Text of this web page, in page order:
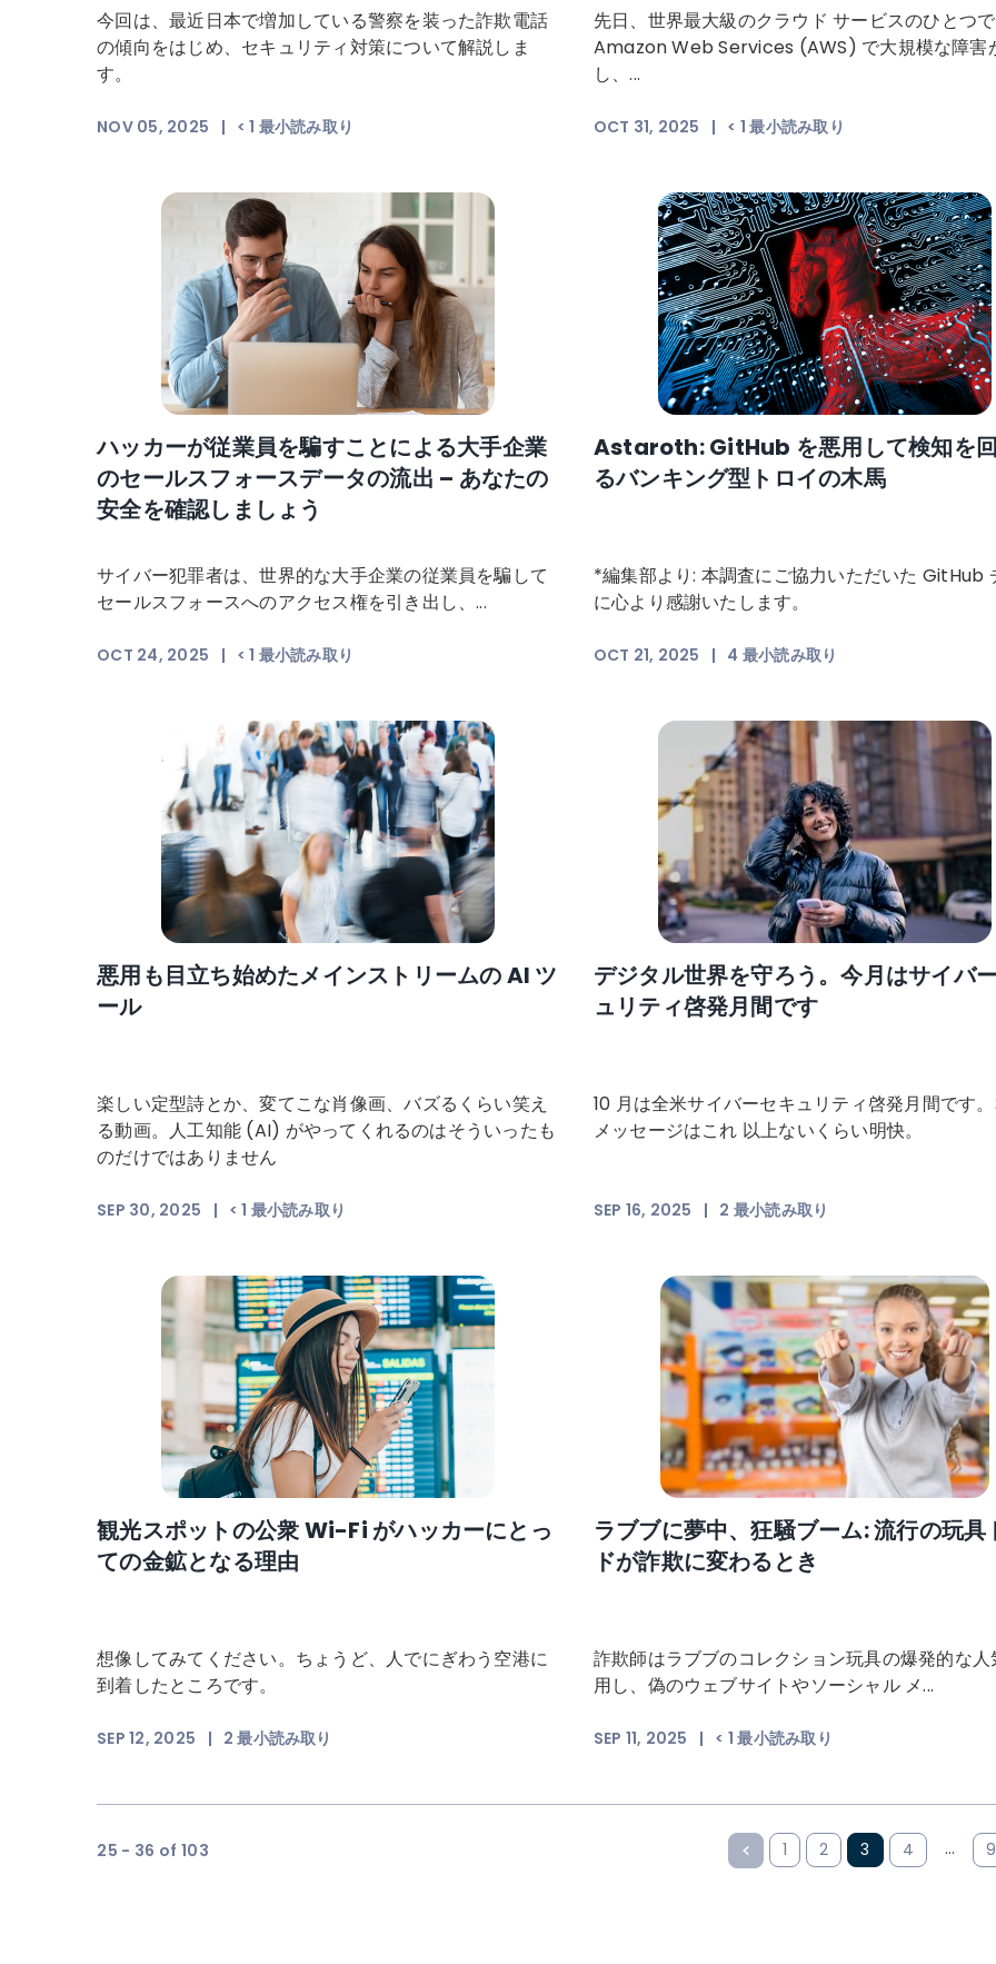
今回は、最近日本で増加している警察を装った詐欺電話
の傾向をはじめ、セキュリティ対策について解説しま
す。
NOV 05, 2025 | < 1 最小読み取り
先日、世界最大級のクラウド サービスのひとつ
Amazon Web Services (AWS) で大規模な障害
し、...
OCT 31, 2025 | < 1 最小読み取り
ハッカーが従業員を騙すことによる大手企業
のセールスフォースデータの流出 – あなたの
安全を確認しましょう
サイバー犯罪者は、世界的な大手企業の従業員を騙して
セールスフォースへのアクセス権を引き出し、...
OCT 24, 2025 | < 1 最小読み取り
Astaroth: GitHub を悪用して検知を
るバンキング型トロイの木馬
*編集部より: 本調査にご協力いただいた GitHub
に心より感謝いたします。
OCT 21, 2025 | 4 最小読み取り
悪用も目立ち始めたメインストリームの AI ツ
ール
楽しい定型詩とか、変てこな肖像画、バズるくらい笑え
る動画。人工知能 (AI) がやってくれるのはそういったも
のだけではありません
SEP 30, 2025 | < 1 最小読み取り
デジタル世界を守ろう。今月はサイバ
ュリティ啓発月間です
10 月は全米サイバーセキュリティ啓発月間です
メッセージはこれ 以上ないくらい明快。
SEP 16, 2025 | 2 最小読み取り
観光スポットの公衆 Wi-Fi がハッカーにとっ
ての金鉱となる理由
想像してみてください。ちょうど、人でにぎわう空港に
到着したところです。
SEP 12, 2025 | 2 最小読み取り
ラブブに夢中、狂騒ブーム: 流行の玩具
ドが詐欺に変わるとき
詐欺師はラブブのコレクション玩具の爆発的な人
用し、偽のウェブサイトやソーシャル メ...
SEP 11, 2025 | < 1 最小読み取り
25 - 36 of 103 1 2 3 4 … 9